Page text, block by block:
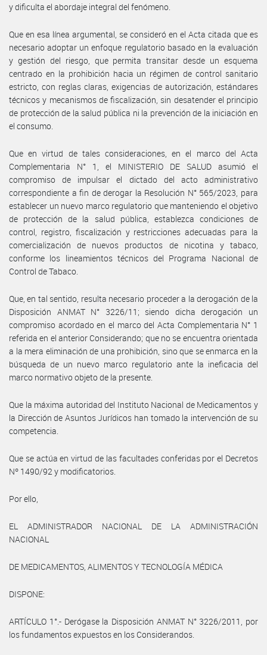
y dificulta el abordaje integral del fenómeno.
Que en esa línea argumental, se consideró en el Acta citada que es
necesario adoptar un enfoque regulatorio basado en la evaluación
y gestión del riesgo, que permita transitar desde un esquema
centrado en la prohibición hacia un régimen de control sanitario
estricto, con reglas claras, exigencias de autorización, estándares
técnicos y mecanismos de fiscalización, sin desatender el principio
de protección de la salud pública ni la prevención de la iniciación en
el consumo.
Que en virtud de tales consideraciones, en el marco del Acta
Complementaria N° 1, el MINISTERIO DE SALUD asumió el
compromiso de impulsar el dictado del acto administrativo
correspondiente a fin de derogar la Resolución N° 565/2023, para
establecer un nuevo marco regulatorio que manteniendo el objetivo
de protección de la salud pública, establezca condiciones de
control, registro, fiscalización y restricciones adecuadas para la
comercialización de nuevos productos de nicotina y tabaco,
conforme los lineamientos técnicos del Programa Nacional de
Control de Tabaco.
Que, en tal sentido, resulta necesario proceder a la derogación de la
Disposición ANMAT N° 3226/11; siendo dicha derogación un
compromiso acordado en el marco del Acta Complementaria N° 1
referida en el anterior Considerando; que no se encuentra orientada
a la mera eliminación de una prohibición, sino que se enmarca en la
búsqueda de un nuevo marco regulatorio ante la ineficacia del
marco normativo objeto de la presente.
Que la máxima autoridad del Instituto Nacional de Medicamentos y
la Dirección de Asuntos Jurídicos han tomado la intervención de su
competencia.
Que se actúa en virtud de las facultades conferidas por el Decretos
Nº 1490/92 y modificatorios.
Por ello,
EL ADMINISTRADOR NACIONAL DE LA ADMINISTRACIÓN
NACIONAL
DE MEDICAMENTOS, ALIMENTOS Y TECNOLOGÍA MÉDICA
DISPONE:
ARTÍCULO 1°.- Derógase la Disposición ANMAT N° 3226/2011, por
los fundamentos expuestos en los Considerandos.